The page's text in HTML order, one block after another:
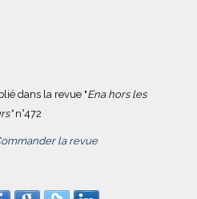
dans la revue "Ena hors les
n°472
la revue